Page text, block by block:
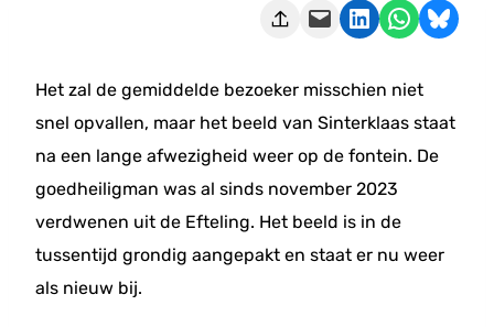
Deze pagina e-mailen Delen op LinkedIn Delen via WhatsApp Share on Bluesky
Het zal de gemiddelde bezoeker misschien niet
snel opvallen, maar het beeld van Sinterklaas staat
na een lange afwezigheid weer op de fontein. De
goedheiligman was al sinds november 2023
verdwenen uit de Efteling. Het beeld is in de
tussentijd grondig aangepakt en staat er nu weer
als nieuw bij.